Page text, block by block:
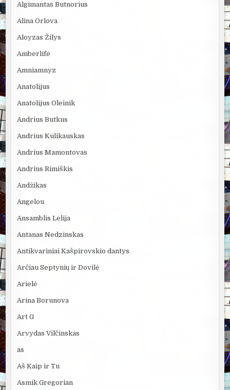
Algimantas Butnorius
Alina Orlova
Aloyzas Žilys
Amberlife
Amniamnyz
Anatolijus
Anatolijus Oleinik
Andrius Butkus
Andrius Kulikauskas
Andrius Mamontovas
Andrius Rimiškis
Andžikas
Angelou
Ansamblis Lelija
Antanas Nedzinskas
Antikvariniai Kašpirovskio dantys
Arčiau Septynių ir Dovilė
Arielė
Arina Borunova
Art G
Arvydas Vilčinskas
as
Aš Kaip ir Tu
Asmik Gregorian